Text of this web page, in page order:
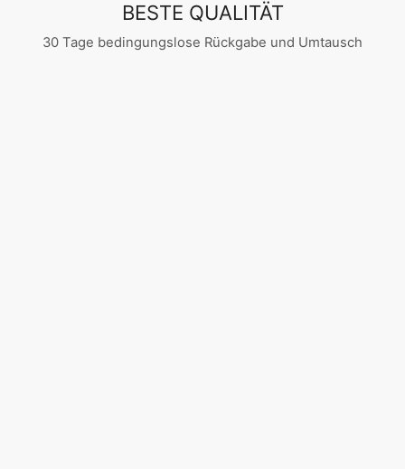
BESTE QUALITÄT
30 Tage bedingungslose Rückgabe und Umtausch